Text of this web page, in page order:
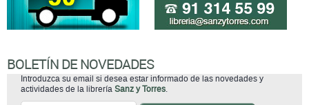
BOLETÍN DE NOVEDADES
Introduzca su email si desea estar informado de las novedades y
actividades de la librería Sanz y Torres.